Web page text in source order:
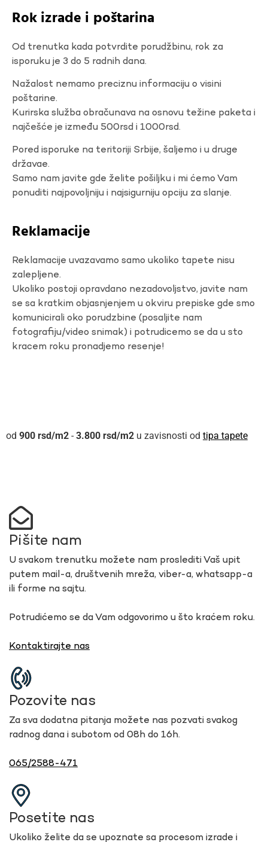
Rok izrade i poštarina
Od trenutka kada potvrdite porudžbinu, rok za
isporuku je 3 do 5 radnih dana.
Nažalost nemamo preciznu informaciju o visini
poštarine.
Kurirska služba obračunava na osnovu težine paketa i
najčešće je između 500rsd i 1000rsd.
Pored isporuke na teritoriji Srbije, šaljemo i u druge
državae.
Samo nam javite gde želite pošiljku i mi ćemo Vam
ponuditi najpovoljniju i najsigurniju opciju za slanje.
Reklamacije
Reklamacije uvazavamo samo ukoliko tapete nisu
zalepljene.
Ukoliko postoji opravdano nezadovoljstvo, javite nam
se sa kratkim objasnjenjem u okviru prepiske gde smo
komunicirali oko porudzbine (posaljite nam
fotografiju/video snimak) i potrudicemo se da u sto
kracem roku pronadjemo resenje!
900 rsd - 3.800 rsd u zavisnosti od tipa tapete
Pišite nam
U svakom trenutku možete nam proslediti Vaš upit
putem mail-a, društvenih mreža, viber-a, whatsapp-a
ili forme na sajtu.
Potrudićemo se da Vam odgovorimo u što kraćem roku.
Kontaktirajte nas
Pozovite nas
Za sva dodatna pitanja možete nas pozvati svakog
radnog dana i subotom od 08h do 16h.
065/2588-471
Posetite nas
Ukoliko želite da se upoznate sa procesom izrade i